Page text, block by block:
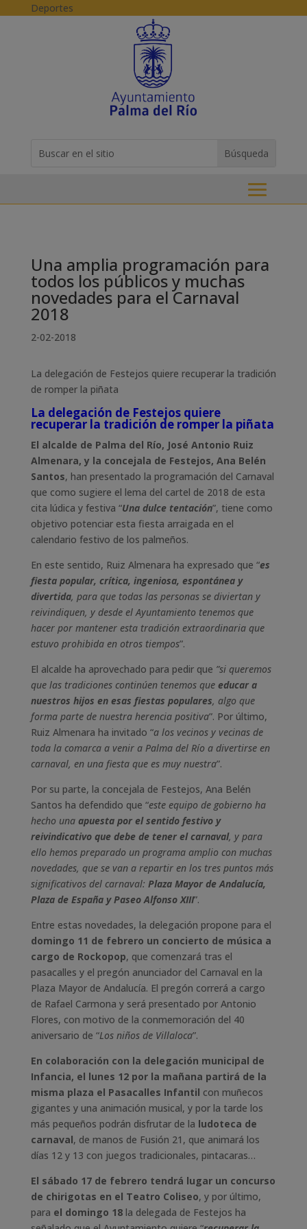
Skip to content
Deportes
for...
Una amplia programación para
todos los públicos y muchas
novedades para el Carnaval
2018
2-02-2018
La delegación de Festejos quiere recuperar la tradición
de romper la piñata
La delegación de Festejos quiere
recuperar la tradición de romper la piñata
El alcalde de Palma del Río, José Antonio Ruiz
Almenara, y la concejala de Festejos, Ana Belén
Santos, han presentado la programación del Carnaval
que como sugiere el lema del cartel de 2018 de esta
cita lúdica y festiva “Una dulce tentación”, tiene como
objetivo potenciar esta fiesta arraigada en el
calendario festivo de los palmeños.
En este sentido, Ruiz Almenara ha expresado que “es
fiesta popular, crítica, ingeniosa, espontánea y
divertida, para que todas las personas se diviertan y
reivindiquen, y desde el Ayuntamiento tenemos que
hacer por mantener esta tradición extraordinaria que
estuvo prohibida en otros tiempos”.
El alcalde ha aprovechado para pedir que ”si queremos
que las tradiciones continúen tenemos que educar a
nuestros hijos en esas fiestas populares, algo que
forma parte de nuestra herencia positiva”. Por último,
Ruiz Almenara ha invitado “a los vecinos y vecinas de
toda la comarca a venir a Palma del Río a divertirse en
carnaval, en una fiesta que es muy nuestra”.
Por su parte, la concejala de Festejos, Ana Belén
Santos ha defendido que “este equipo de gobierno ha
hecho una apuesta por el sentido festivo y
reivindicativo que debe de tener el carnaval, y para
ello hemos preparado un programa amplio con muchas
novedades, que se van a repartir en los tres puntos más
significativos del carnaval: Plaza Mayor de Andalucía,
Plaza de España y Paseo Alfonso XIII”.
Entre estas novedades, la delegación propone para el
domingo 11 de febrero un concierto de música a
cargo de Rockopop, que comenzará tras el
pasacalles y el pregón anunciador del Carnaval en la
Plaza Mayor de Andalucía. El pregón correrá a cargo
de Rafael Carmona y será presentado por Antonio
Flores, con motivo de la conmemoración del 40
aniversario de “Los niños de Villaloca”.
En colaboración con la delegación municipal de
Infancia, el lunes 12 por la mañana partirá de la
misma plaza el Pasacalles Infantil con muñecos
gigantes y una animación musical, y por la tarde los
más pequeños podrán disfrutar de la ludoteca de
carnaval, de manos de Fusión 21, que animará los
días 12 y 13 con juegos tradicionales, pintacaras…
El sábado 17 de febrero tendrá lugar un concurso
de chirigotas en el Teatro Coliseo, y por último,
para el domingo 18la delegada de Festejos ha